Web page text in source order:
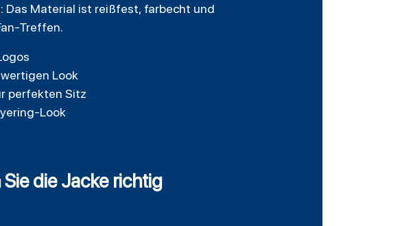
Das Material ist reißfest, farbecht und
Treffen.
Look
perfekten Sitz
Look
die Jacke richtig